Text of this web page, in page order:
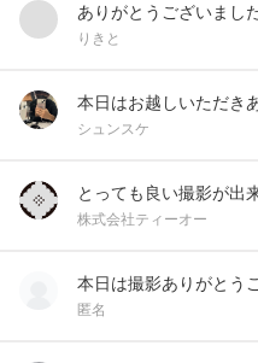
ありがとうございまし
りきと
本日はお越しいただき
シュンスケ
とっても良い撮影が出
株式会社ティーオー
本日は撮影ありがとう
匿名